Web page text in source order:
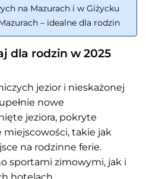
na Mazurach i w Giżycku
– idealne dla rodzin
dla rodzin w 2025
jezior i nieskażonej
nowe
jeziora, pokryte
takie jak
na rodzinne ferie.
sportami zimowymi, jak i